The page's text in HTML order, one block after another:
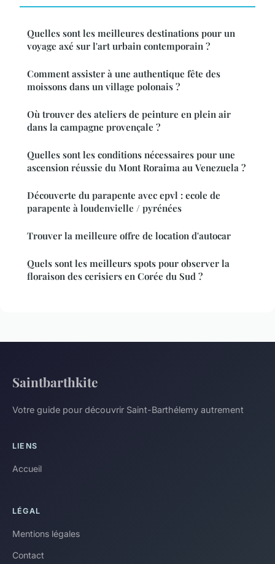
Quelles sont les meilleures destinations pour un
voyage axé sur l'art urbain contemporain ?
Comment assister à une authentique fête des
moissons dans un village polonais ?
Où trouver des ateliers de peinture en plein air
dans la campagne provençale ?
Quelles sont les conditions nécessaires pour une
ascension réussie du Mont Roraima au Venezuela ?
Découverte du parapente avec epvl : ecole de
parapente à loudenvielle / pyrénées
Trouver la meilleure offre de location d'autocar
Quels sont les meilleurs spots pour observer la
floraison des cerisiers en Corée du Sud ?
Saintbarthkite
Votre guide pour découvrir Saint-Barthélemy autrement
LIENS
Accueil
LÉGAL
Mentions légales
Contact